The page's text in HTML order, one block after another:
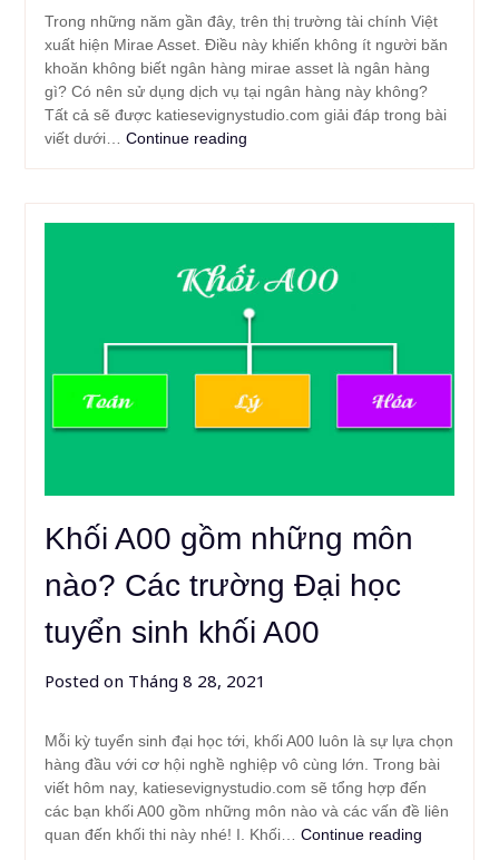
Trong những năm gần đây, trên thị trường tài chính Việt
xuất hiện Mirae Asset. Điều này khiến không ít người băn
khoăn không biết ngân hàng mirae asset là ngân hàng
gì? Có nên sử dụng dịch vụ tại ngân hàng này không?
Tất cả sẽ được katiesevignystudio.com giải đáp trong bài
viết dưới… Continue reading
Khối A00 gồm những môn
nào? Các trường Đại học
tuyển sinh khối A00
Posted on Tháng 8 28, 2021
Mỗi kỳ tuyển sinh đại học tới, khối A00 luôn là sự lựa chọn
hàng đầu với cơ hội nghề nghiệp vô cùng lớn. Trong bài
viết hôm nay, katiesevignystudio.com sẽ tổng hợp đến
các bạn khối A00 gồm những môn nào và các vấn đề liên
quan đến khối thi này nhé! I. Khối… Continue reading